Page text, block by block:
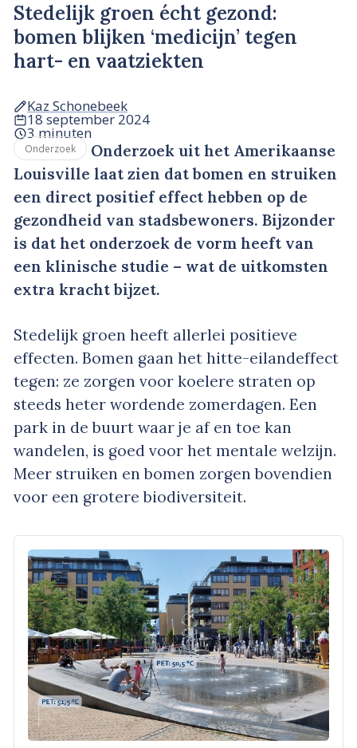
Stedelijk groen écht gezond:
bomen blijken ‘medicijn’ tegen
hart- en vaatziekten
Kaz Schonebeek
18 september 2024
3 minuten
Onderzoek
Onderzoek uit het Amerikaanse
Louisville laat zien dat bomen en struiken
een direct positief effect hebben op de
gezondheid van stadsbewoners. Bijzonder
is dat het onderzoek de vorm heeft van
een klinische studie – wat de uitkomsten
extra kracht bijzet.
Stedelijk groen heeft allerlei positieve
effecten. Bomen gaan het hitte-eilandeffect
tegen: ze zorgen voor koelere straten op
steeds heter wordende zomerdagen. Een
park in de buurt waar je af en toe kan
wandelen, is goed voor het mentale welzijn.
Meer struiken en bomen zorgen bovendien
voor een grotere biodiversiteit.